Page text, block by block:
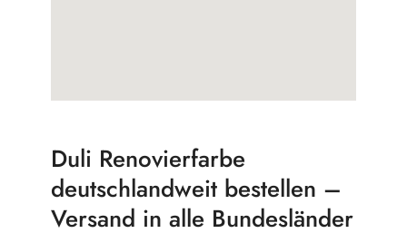
Duli Renovierfarbe
deutschlandweit bestellen –
Versand in alle Bundesländer